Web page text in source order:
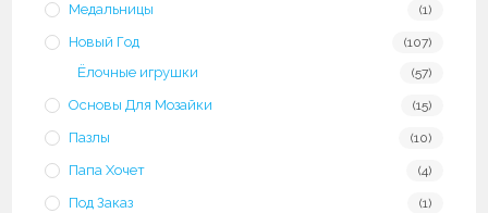
Медальницы (1)
Новый Год (107)
Ёлочные игрушки (57)
Основы Для Мозайки (15)
Пазлы (10)
Папа Хочет (4)
Под Заказ (1)